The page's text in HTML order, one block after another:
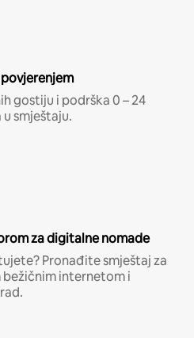
gostiju i podrška 0 – 24
smještaju.
za digitalne nomade
Pronađite smještaj za
internetom i